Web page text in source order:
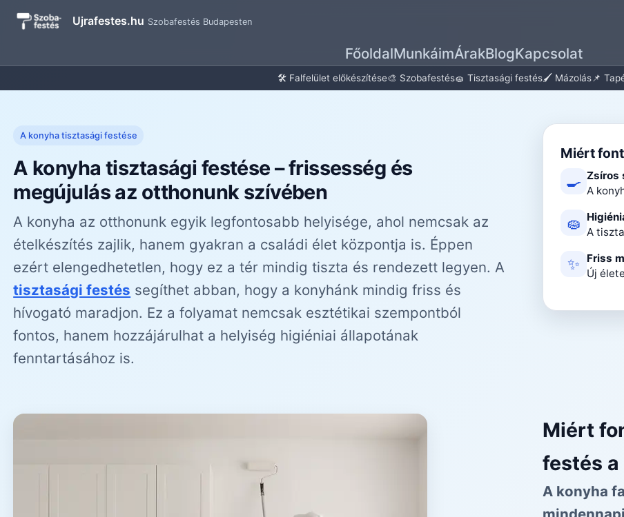
Ujrafestes.hu Szobafestés Budapesten
FőoldalMunkáimÁrakBlogKapcsolat
🛠️ Falfelület előkészítése🎨 Szobafestés🧽 Tisztasági festés🖌️ Mázolás📌
A konyha tisztasági festése
A konyha tisztasági festése – frissesség és
megújulás az otthonunk szívében
A konyha az otthonunk egyik legfontosabb helyisége, ahol nemcsak az
ételkészítés zajlik, hanem gyakran a családi élet központja is. Éppen
ezért elengedhetetlen, hogy ez a tér mindig tiszta és rendezett legyen. A
tisztasági festés segíthet abban, hogy a konyhánk mindig friss és
hívogató maradjon. Ez a folyamat nemcsak esztétikai szempontból
fontos, hanem hozzájárulhat a helyiség higiéniai állapotának
fenntartásához is.
Miért
🍳 Zsíros
A
🧽
A
✨
Friss
Új
Miért
festés
A konyha